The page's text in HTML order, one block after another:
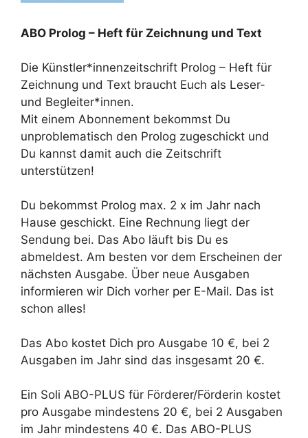
ABO Prolog – Heft für Zeichnung und Text
Die Künstler*innenzeitschrift Prolog – Heft für
Zeichnung und Text braucht Euch als Leser-
und Begleiter*innen.
Mit einem Abonnement bekommst Du
unproblematisch den Prolog zugeschickt und
Du kannst damit auch die Zeitschrift
unterstützen!
Du bekommst Prolog max. 2 x im Jahr nach
Hause geschickt. Eine Rechnung liegt der
Sendung bei. Das Abo läuft bis Du es
abmeldest. Am besten vor dem Erscheinen der
nächsten Ausgabe. Über neue Ausgaben
informieren wir Dich vorher per E-Mail. Das ist
schon alles!
Das Abo kostet Dich pro Ausgabe 10 €, bei 2
Ausgaben im Jahr sind das insgesamt 20 €.
Ein Soli ABO-PLUS für Förderer/Förderin kostet
pro Ausgabe mindestens 20 €, bei 2 Ausgaben
im Jahr mindestens 40 €. Das ABO-PLUS